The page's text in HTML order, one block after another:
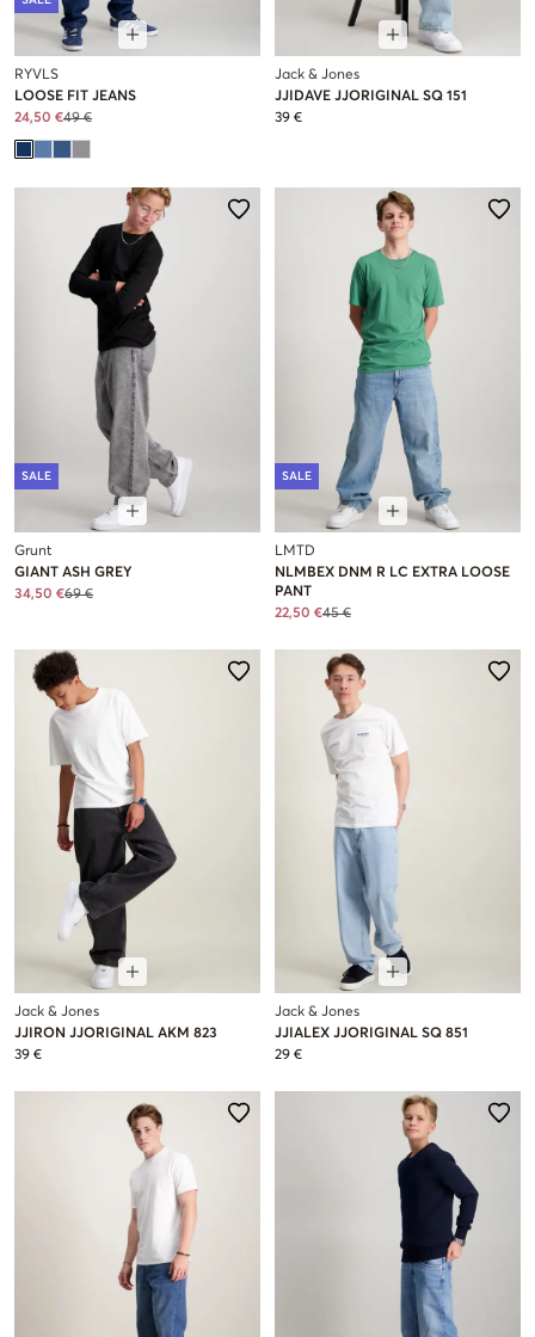
RYVLS
LOOSE FIT JEANS
24,50 €49 €
Jack & Jones
JJIDAVE JJORIGINAL SQ 151
39 €
SALE
Grunt
GIANT ASH GREY
34,50 €69 €
SALE
LMTD
NLMBEX DNM R LC EXTRA LOOSE
PANT
22,50 €45 €
Jack & Jones
JJIRON JJORIGINAL AKM 823
39 €
Jack & Jones
JJIALEX JJORIGINAL SQ 851
29 €